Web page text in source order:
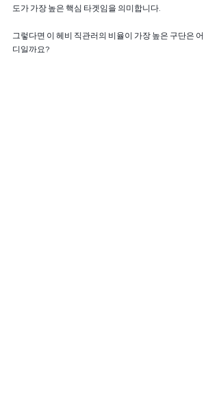
도가 가장 높은 핵심 타겟임을 의미합니다.
그렇다면 이 헤비 직관러의 비율이 가장 높은 구단은 어
디일까요?